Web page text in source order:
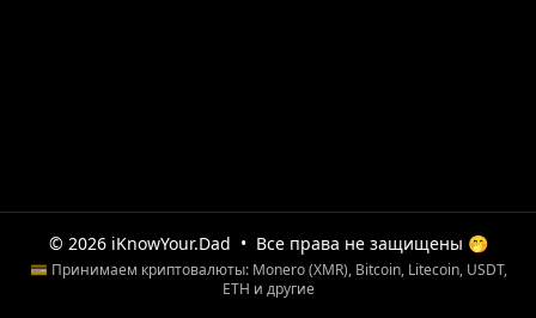
© 2026 iKnowYour.Dad • Все права не защищены 🤭
💳 Принимаем криптовалюты: Monero (XMR), Bitcoin, Litecoin, USDT,
ETH и другие